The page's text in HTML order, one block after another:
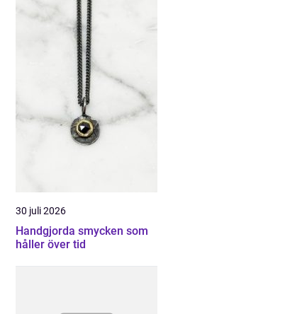
30 juli 2026
Handgjorda smycken som
håller över tid